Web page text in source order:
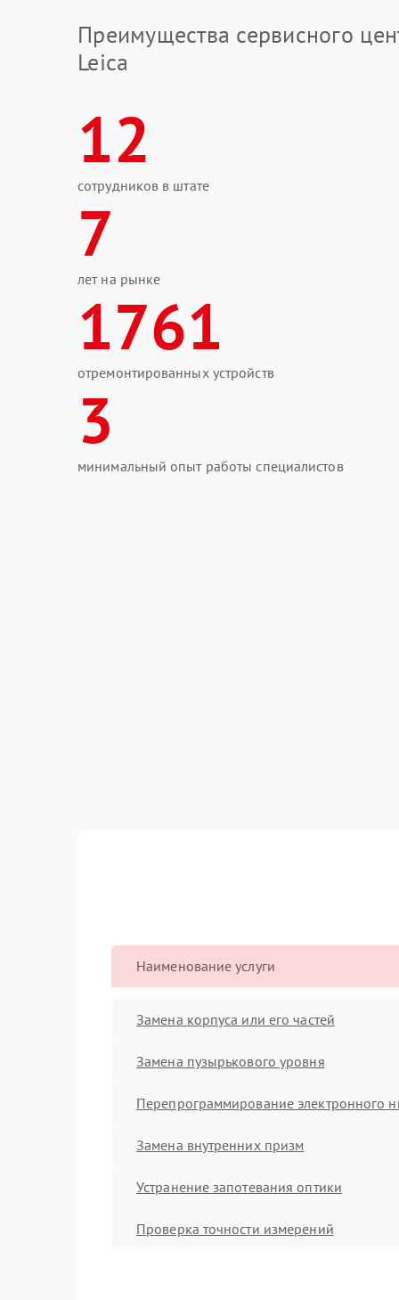
Преимущества сервисного
Leica
12
сотрудников в штате
7
лет на рынке
1761
отремонтированных устройств
3
минимальный опыт работы специалистов
Наименование услуги
Замена корпуса или его частей
Замена пузырькового уровня
Перепрограммирование электронного
Замена внутренних призм
Устранение запотевания оптики
Проверка точности измерений